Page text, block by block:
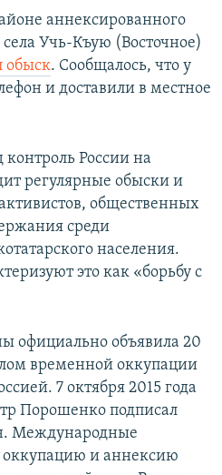
аннексированного
Учь-Къую (Восточное)
обыск. Сообщалось, что у
и доставили в местное
России на
регулярные обыски и
общественных
среди
населения.
это как «борьбу с
официально объявила 20
временной оккупации
7 октября 2015 года
Порошенко подписал
Международные
и аннексию